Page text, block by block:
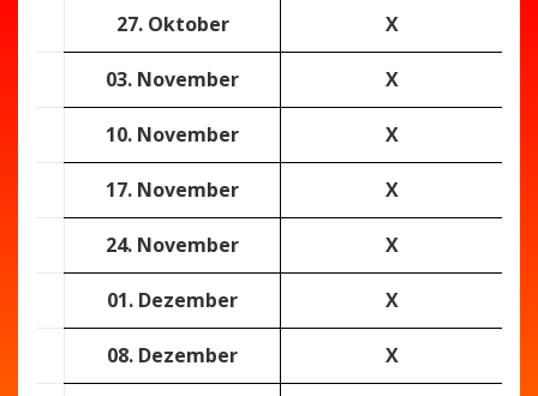
27. Oktober X
03. November X
10. November X
17. November X
24. November X
01. Dezember X
08. Dezember X